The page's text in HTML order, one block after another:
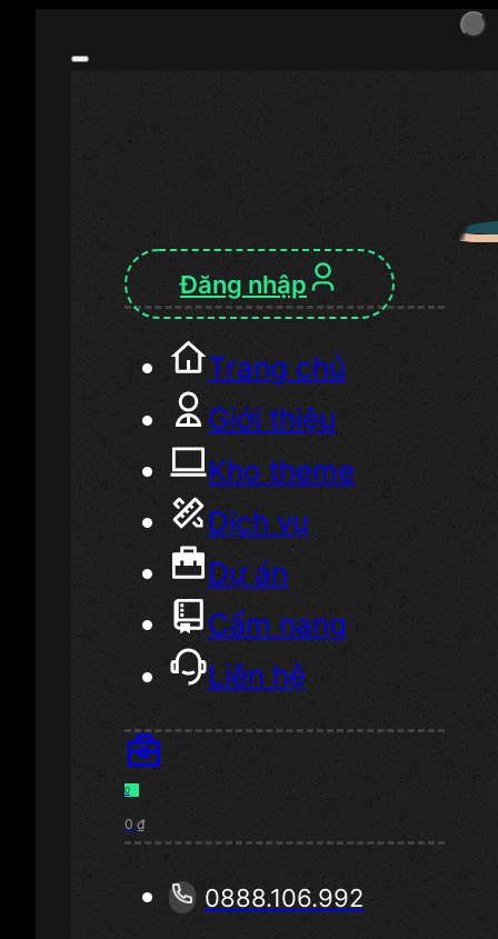
Đăng nhập
Trang chủ
Giới thiệu
Kho theme
Dịch vụ
Dự án
Cẩm nang
Liên hệ
0
0 ₫
0888.106.992